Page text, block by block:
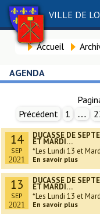
VILLE DE
Accueil
AGENDA
Précédent
1 …
14
SEP
2021
DUCASSE DE
ET MARDI…
*Les Lundi 13 et
En savoir plus
13
SEP
2021
DUCASSE DE
ET MARDI…
*Les Lundi 13 et
En savoir plus